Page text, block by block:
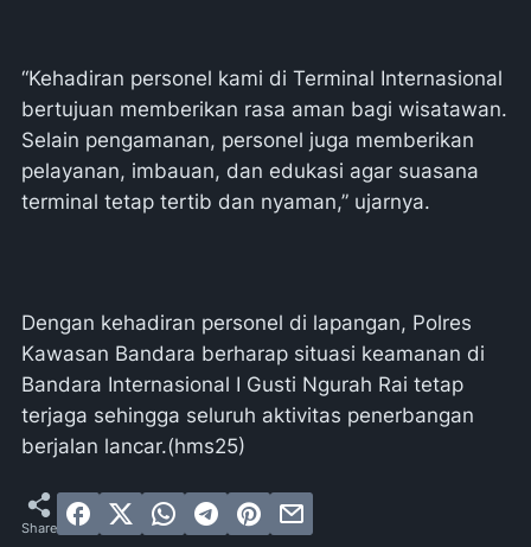
“Kehadiran personel kami di Terminal Internasional
bertujuan memberikan rasa aman bagi wisatawan.
Selain pengamanan, personel juga memberikan
pelayanan, imbauan, dan edukasi agar suasana
terminal tetap tertib dan nyaman,” ujarnya.
Dengan kehadiran personel di lapangan, Polres
Kawasan Bandara berharap situasi keamanan di
Bandara Internasional I Gusti Ngurah Rai tetap
terjaga sehingga seluruh aktivitas penerbangan
berjalan lancar.(hms25)